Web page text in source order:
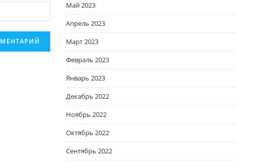
Май 2023
Апрель 2023
Март 2023
Февраль 2023
Январь 2023
Декабрь 2022
Ноябрь 2022
Октябрь 2022
Сентябрь 2022